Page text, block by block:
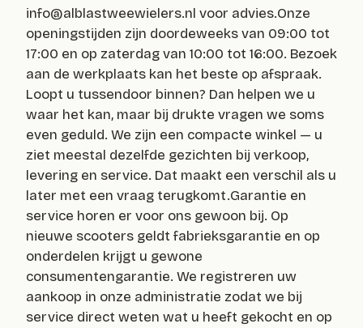
info@alblastweewielers.nl voor advies.Onze
openingstijden zijn doordeweeks van 09:00 tot
17:00 en op zaterdag van 10:00 tot 16:00. Bezoek
aan de werkplaats kan het beste op afspraak.
Loopt u tussendoor binnen? Dan helpen we u
waar het kan, maar bij drukte vragen we soms
even geduld. We zijn een compacte winkel — u
ziet meestal dezelfde gezichten bij verkoop,
levering en service. Dat maakt een verschil als u
later met een vraag terugkomt.Garantie en
service horen er voor ons gewoon bij. Op
nieuwe scooters geldt fabrieksgarantie en op
onderdelen krijgt u gewone
consumentengarantie. We registreren uw
aankoop in onze administratie zodat we bij
service direct weten wat u heeft gekocht en op